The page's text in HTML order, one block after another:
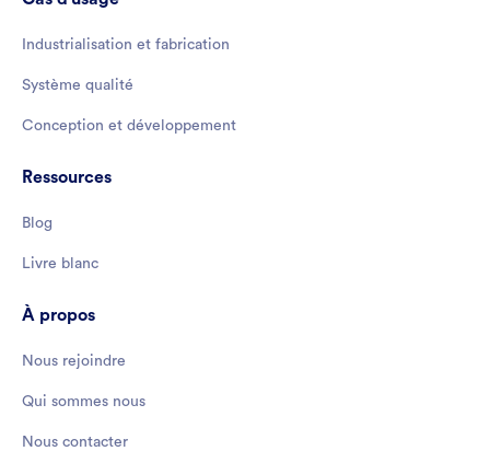
Industrialisation et fabrication
Système qualité
Conception et développement
Ressources
Blog
Livre blanc
À propos
Nous rejoindre
Qui sommes nous
Nous contacter